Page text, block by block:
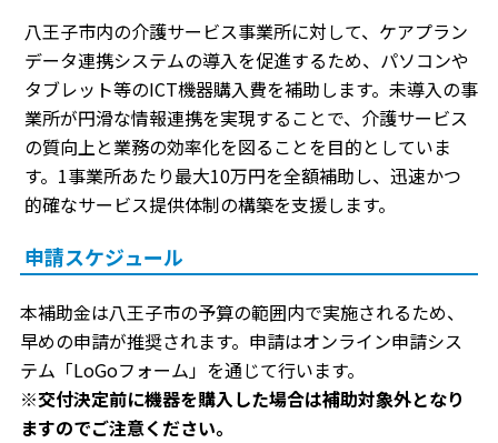
八王子市内の介護サービス事業所に対して、ケアプラン
データ連携システムの導入を促進するため、パソコンや
タブレット等のICT機器購入費を補助します。未導入の事
業所が円滑な情報連携を実現することで、介護サービス
の質向上と業務の効率化を図ることを目的としていま
す。1事業所あたり最大10万円を全額補助し、迅速かつ
的確なサービス提供体制の構築を支援します。
申請スケジュール
本補助金は八王子市の予算の範囲内で実施されるため、
早めの申請が推奨されます。申請はオンライン申請シス
テム「LoGoフォーム」を通じて行います。
※交付決定前に機器を購入した場合は補助対象外となり
ますのでご注意ください。